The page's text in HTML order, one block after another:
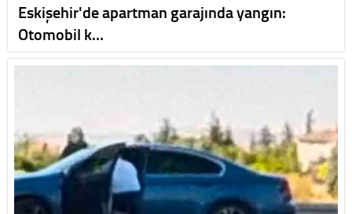
Eskişehir'de apartman garajında yangın:
Otomobil k…